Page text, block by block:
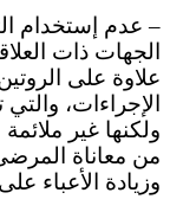
– عدم إستخدام
الجهات ذات
علاوة على
الإجراءات،
ولكنها غير
من معاناة
وزيادة الأعباء